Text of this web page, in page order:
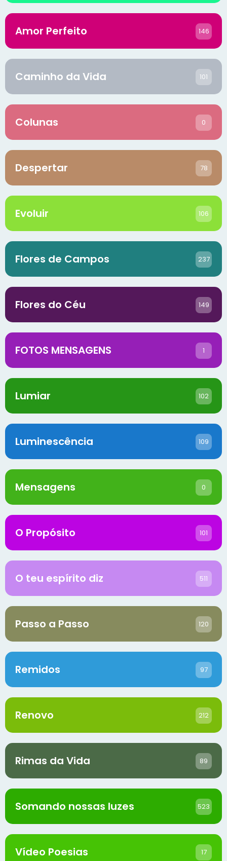
Amor Perfeito 146
Caminho da Vida 101
Colunas 0
Despertar 78
Evoluir 106
Flores de Campos 237
Flores do Céu 149
FOTOS MENSAGENS 1
Lumiar 102
Luminescência 109
Mensagens 0
O Propósito 101
O teu espírito diz 511
Passo a Passo 120
Remidos 97
Renovo 212
Rimas da Vida 89
Somando nossas luzes 523
Vídeo Poesias 17